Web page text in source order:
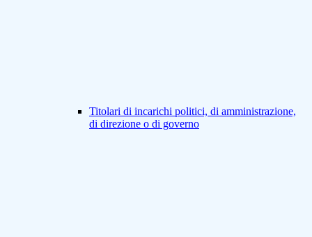
Titolari di incarichi politici, di amministrazione,
di direzione o di governo